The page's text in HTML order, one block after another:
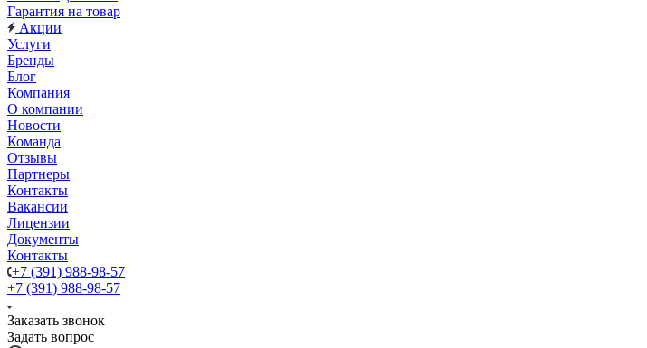
Гарантия на товар
Акции
Услуги
Бренды
Блог
Компания
О компании
Новости
Команда
Отзывы
Партнеры
Контакты
Вакансии
Лицензии
Документы
Контакты
+7 (391) 988-98-57
+7 (391) 988-98-57
Заказать звонок
Задать вопрос